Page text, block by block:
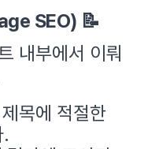
SEO) 📝
내부에서 이뤄
목에 적절한